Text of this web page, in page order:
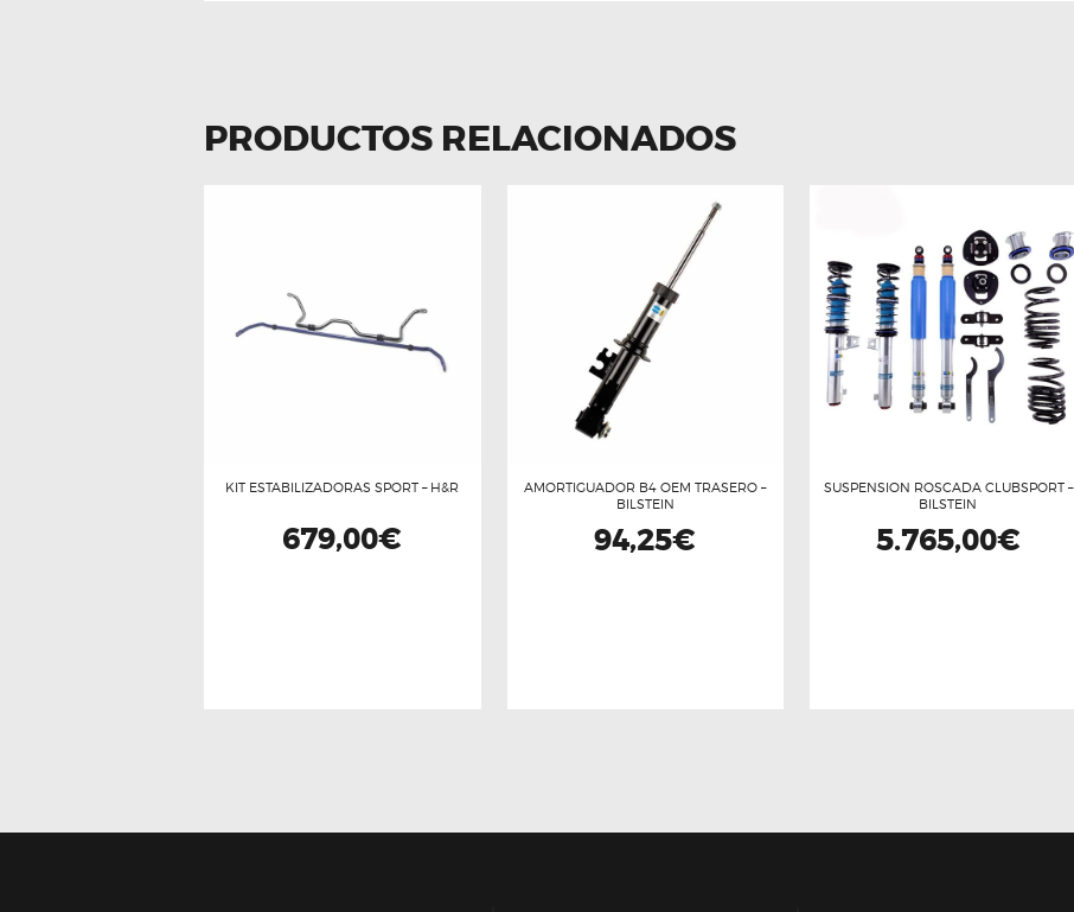
PRODUCTOS RELACIONADOS
KIT ESTABILIZADORAS SPORT – H&R
679,00€
AMORTIGUADOR B4 OEM TRASERO –
BILSTEIN
94,25€
SUSPENSION ROSCADA CLUBSPORT –
BILSTEIN
5.765,00€